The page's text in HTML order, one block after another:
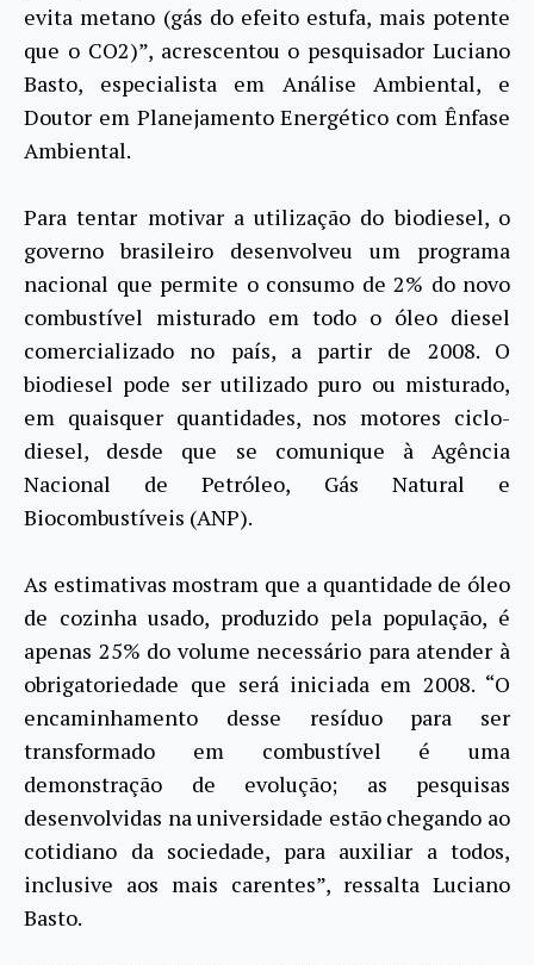
evita metano (gás do efeito estufa, mais potente
que o CO2)”, acrescentou o pesquisador Luciano
Basto, especialista em Análise Ambiental, e
Doutor em Planejamento Energético com Ênfase
Ambiental.
Para tentar motivar a utilização do biodiesel, o
governo brasileiro desenvolveu um programa
nacional que permite o consumo de 2% do novo
combustível misturado em todo o óleo diesel
comercializado no país, a partir de 2008. O
biodiesel pode ser utilizado puro ou misturado,
em quaisquer quantidades, nos motores ciclo-
diesel, desde que se comunique à Agência
Nacional de Petróleo, Gás Natural e
Biocombustíveis (ANP).
As estimativas mostram que a quantidade de óleo
de cozinha usado, produzido pela população, é
apenas 25% do volume necessário para atender à
obrigatoriedade que será iniciada em 2008. “O
encaminhamento desse resíduo para ser
transformado em combustível é uma
demonstração de evolução; as pesquisas
desenvolvidas na universidade estão chegando ao
cotidiano da sociedade, para auxiliar a todos,
inclusive aos mais carentes”, ressalta Luciano
Basto.